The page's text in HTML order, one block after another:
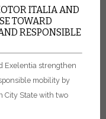
ITALIA AND
TOWARD
RESPONSIBLE
Exelentia strengthen
mobility by
City State with two